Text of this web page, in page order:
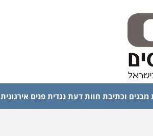
מבנים וכתיבת חוות דעת נגדית פנים אירגונית